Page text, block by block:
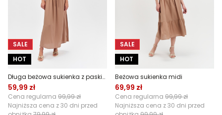
SALE
HOT
Długa beżowa sukienka z paskiem w talii
59,99 zł
Cena regularna 99,99 zł
Najniższa cena z 30 dni przed
SALE
HOT
Beżowa sukienka midi
69,99 zł
Cena regularna 99,99 zł
Najniższa cena z 30 dni przed